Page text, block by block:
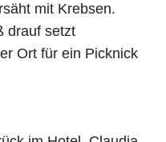
mit Krebsen.
drauf setzt
Ort für ein Picknick